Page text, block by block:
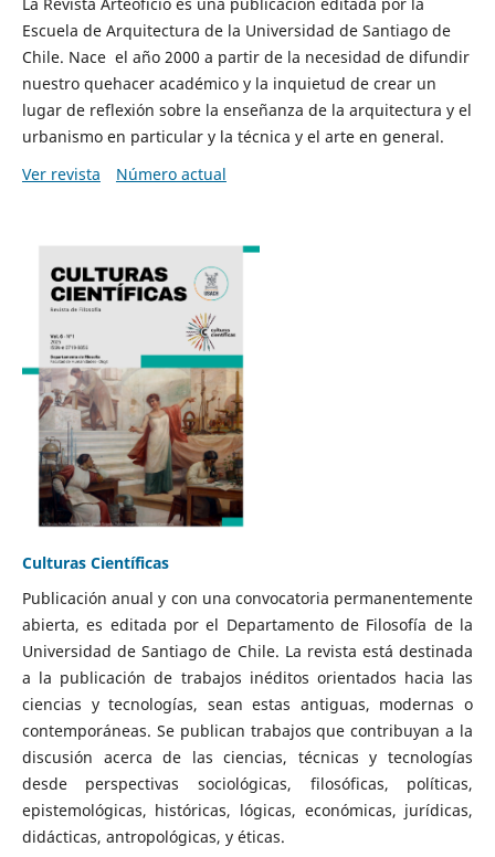
Escuela de Arquitectura de la Universidad de Santiago de
Chile. Nace el año 2000 a partir de la necesidad de difundir
nuestro quehacer académico y la inquietud de crear un
lugar de reflexión sobre la enseñanza de la arquitectura y el
urbanismo en particular y la técnica y el arte en general.
Ver revista
Número actual
Culturas Científicas
Publicación anual y con una convocatoria permanentemente
abierta, es editada por el Departamento de Filosofía de la
Universidad de Santiago de Chile. La revista está destinada
a la publicación de trabajos inéditos orientados hacia las
ciencias y tecnologías, sean estas antiguas, modernas o
contemporáneas. Se publican trabajos que contribuyan a la
discusión acerca de las ciencias, técnicas y tecnologías
desde perspectivas sociológicas, filosóficas, políticas,
epistemológicas, históricas, lógicas, económicas, jurídicas,
didácticas, antropológicas, y éticas.